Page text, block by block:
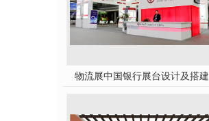
物流展中国银行展台设计及搭建